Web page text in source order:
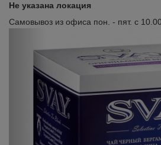
Не указана локация
Самовывоз из офиса пон. - пят. с